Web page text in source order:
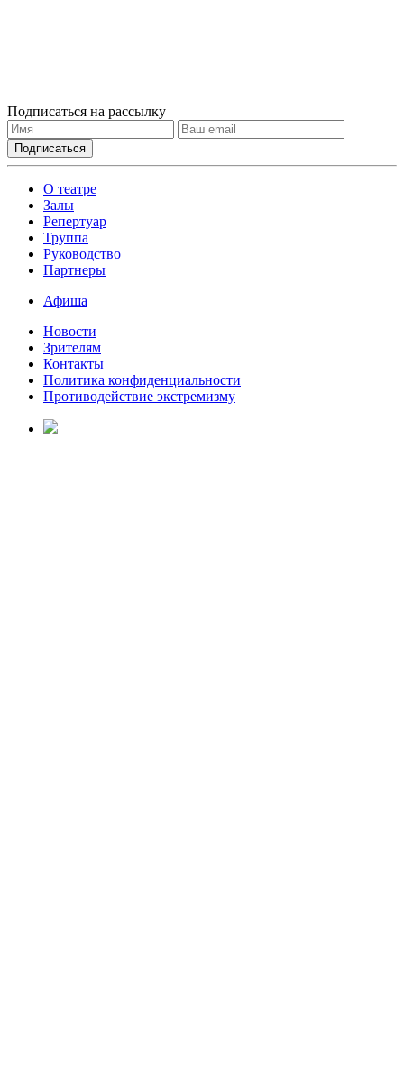
Подписаться на рассылку
О театре
Залы
Репертуар
Труппа
Руководство
Партнеры
Афиша
Новости
Зрителям
Контакты
Политика конфиденциальности
Противодействие экстремизму